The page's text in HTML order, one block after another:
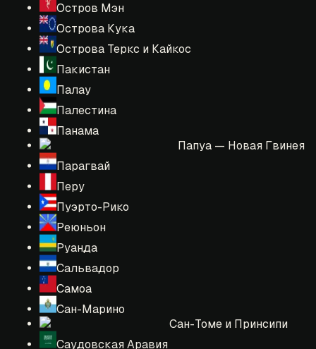
Остров Мэн
Острова Кука
Острова Теркс и Кайкос
Пакистан
Палау
Палестина
Панама
Папуа — Новая Гвинея
Парагвай
Перу
Пуэрто-Рико
Реюньон
Руанда
Сальвадор
Самоа
Сан-Марино
Сан-Томе и Принсипи
Саудовская Аравия